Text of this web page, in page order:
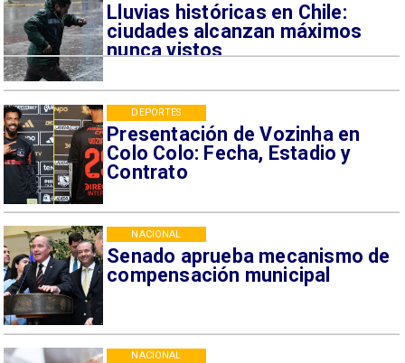
Lluvias históricas en Chile:
ciudades alcanzan máximos
nunca vistos
Presentación de Vozinha en
Colo Colo: Fecha, Estadio y
Contrato
DEPORTES
Senado aprueba mecanismo de
compensación municipal
NACIONAL
NACIONAL